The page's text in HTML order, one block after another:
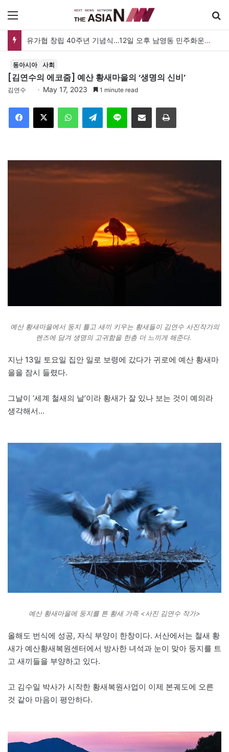
유가협 창립 40주년 기념식…12일 오후 남영동 민주화운동기념관
동아시아 사회
[김연수의 에코줌] 예산 황새마을의 ‘생명의 신비’
김연수 May 17, 2023 1 minute read
Telegram 이메일
예산 황새마을에서 둥지 틀고 새끼 키우는 황새들이 김연수 사진작가의
렌즈에 담겨 생명의 고귀함을 한층 더 느끼게 해준다.
지난 13일 토요일 집안 일로 보령에 갔다가 귀로에 예산 황새마
을을 잠시 들렸다.
그날이 ‘세계 철새의 날’이라 황새가 잘 있나 보는 것이 예의라
생각해서…
예산 황새마을에 둥지를 튼 황새 가족 <사진 김연수 작가>
올해도 번식에 성공, 자식 부양이 한창이다. 서산에서는 철새 황
새가 예산황새복원센터에서 방사한 녀석과 눈이 맞아 둥지를 트
고 새끼들을 부양하고 있다.
고 김수일 박사가 시작한 황새복원사업이 이제 본궤도에 오른
것 같아 마음이 평안하다.